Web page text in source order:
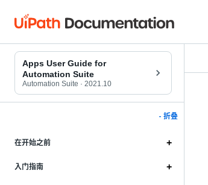
Apps User Guide for
Automation Suite
Automation Suite · 2021.10
- 折叠
在开始之前
入门指南